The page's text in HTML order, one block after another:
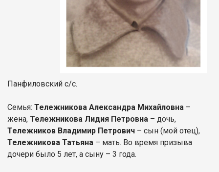
Панфиловский с/с.
Семья: Тележникова Александра Михайловна –
жена, Тележникова Лидия Петровна – дочь,
Тележников Владимир Петрович – сын (мой отец),
Тележникова Татьяна – мать. Во время призыва
дочери было 5 лет, а сыну – 3 года.